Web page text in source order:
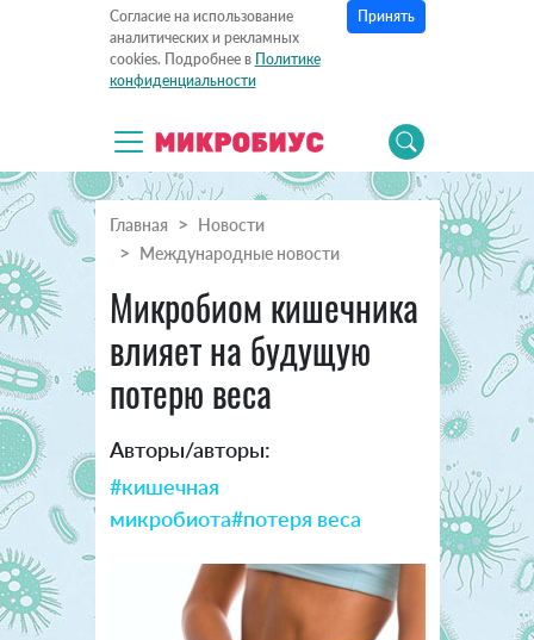
Согласие на использование
аналитических и рекламных
cookies. Подробнее в Политике
конфиденциальности
Принять
Главная
Новости
Международные новости
Микробиом кишечника
влияет на будущую
потерю веса
Авторы/авторы:
#кишечная
микробиота#потеря веса